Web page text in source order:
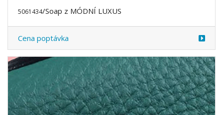
5061434/Soap z MÓDNÍ LUXUS
Cena poptávka